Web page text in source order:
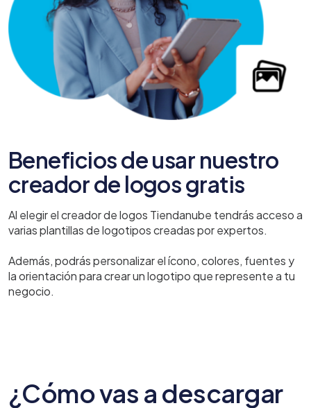
Beneficios de usar nuestro
creador de logos gratis
Al elegir el creador de logos Tiendanube tendrás acceso a
varias plantillas de logotipos creadas por expertos.
Además, podrás personalizar el ícono, colores, fuentes y
la orientación para crear un logotipo que represente a tu
negocio.
¿Cómo vas a descargar